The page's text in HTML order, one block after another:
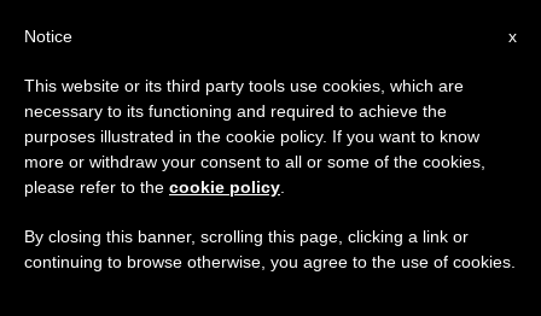
x
Notice
This website or its third party tools use cookies, which are
necessary to its functioning and required to achieve the
purposes illustrated in the cookie policy. If you want to know
more or withdraw your consent to all or some of the cookies,
please refer to the cookie policy
By closing this banner, scrolling this page, clicking a link or
continuing to browse otherwise, you agree to the use of cookies.